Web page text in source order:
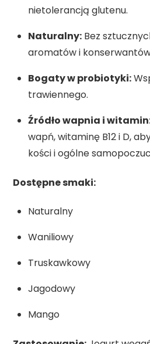
nietolerancją glutenu.
Naturalny: Bez
aromatów i
Bogaty w probiotyki:
trawiennego.
Źródło wapnia i
wapń, witaminę B12 i D,
kości i ogólne
Dostępne smaki:
Naturalny
Waniliowy
Truskawkowy
Jagodowy
Mango